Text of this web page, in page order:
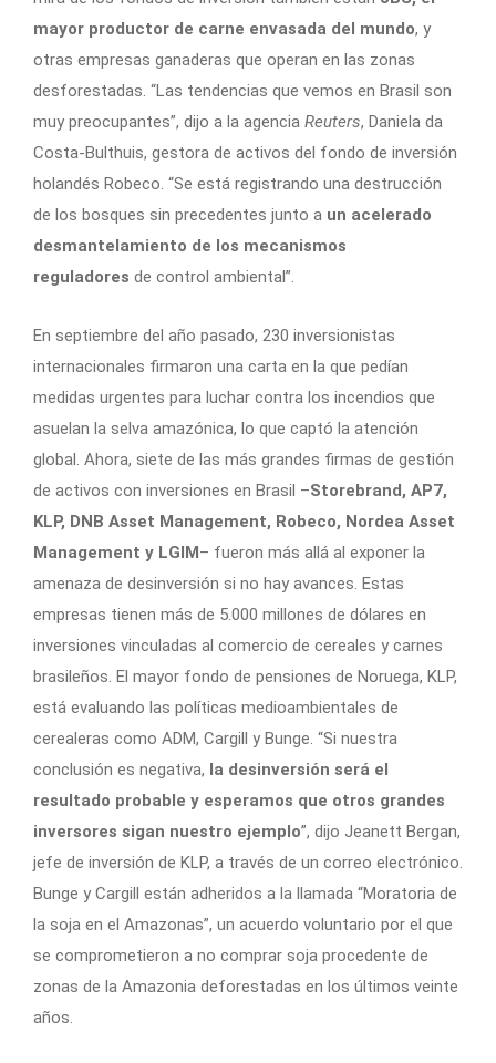
mayor productor de carne envasada del mundo, y
otras empresas ganaderas que operan en las zonas
desforestadas. “Las tendencias que vemos en Brasil son
muy preocupantes”, dijo a la agencia Reuters, Daniela da
Costa-Bulthuis, gestora de activos del fondo de inversión
holandés Robeco. “Se está registrando una destrucción
de los bosques sin precedentes junto a un acelerado
desmantelamiento de los mecanismos
reguladores de control ambiental”.
En septiembre del año pasado, 230 inversionistas
internacionales firmaron una carta en la que pedían
medidas urgentes para luchar contra los incendios que
asuelan la selva amazónica, lo que captó la atención
global. Ahora, siete de las más grandes firmas de gestión
de activos con inversiones en Brasil –Storebrand, AP7,
KLP, DNB Asset Management, Robeco, Nordea Asset
Management y LGIM– fueron más allá al exponer la
amenaza de desinversión si no hay avances. Estas
empresas tienen más de 5.000 millones de dólares en
inversiones vinculadas al comercio de cereales y carnes
brasileños. El mayor fondo de pensiones de Noruega, KLP,
está evaluando las políticas medioambientales de
cerealeras como ADM, Cargill y Bunge. “Si nuestra
conclusión es negativa, la desinversión será el
resultado probable y esperamos que otros grandes
inversores sigan nuestro ejemplo”, dijo Jeanett Bergan,
jefe de inversión de KLP, a través de un correo electrónico.
Bunge y Cargill están adheridos a la llamada “Moratoria de
la soja en el Amazonas”, un acuerdo voluntario por el que
se comprometieron a no comprar soja procedente de
zonas de la Amazonia deforestadas en los últimos veinte
años.